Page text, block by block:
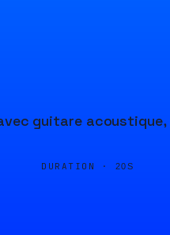
guitare
DURATION · 20S